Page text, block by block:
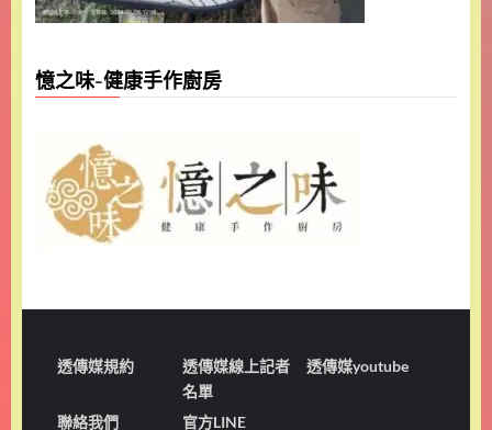
憶之味-健康手作廚房
透傳媒規約
透傳媒線上記者
名單
透傳媒youtube
聯絡我們 官方LINE